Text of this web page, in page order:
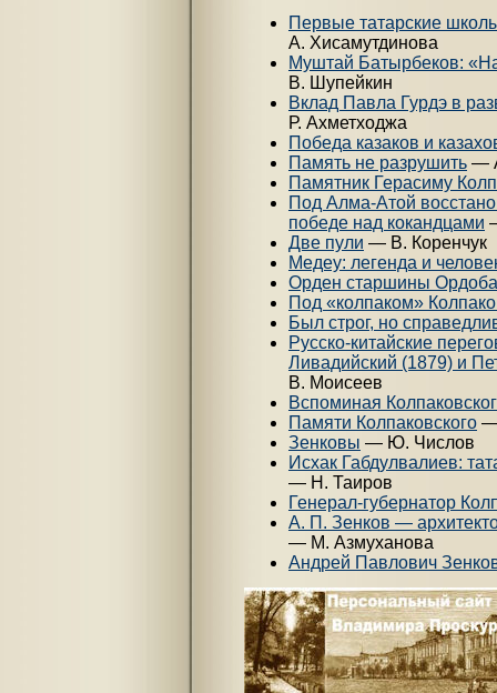
Первые татарские
А. Хисамутдинова
Муштай Батырбеков:
В. Шупейкин
Вклад Павла Гурдэ в
Р. Ахметходжа
Победа казаков и
Память не разрушить —
Памятник Герасиму
Под Алма-Атой
победе над кокандцами
Две пули — В. Коренчук
Медеу: легенда и
Орден старшины
Под «колпаком»
Был строг, но
Русско-китайские
Ливадийский (1879) и
В. Моисеев
Вспоминая
Памяти Колпаковского —
Зенковы — Ю. Числов
Исхак Габдулвалиев:
— Н. Таиров
Генерал-губернатор
А. П. Зенков —
— М. Азмуханова
Андрей Павлович